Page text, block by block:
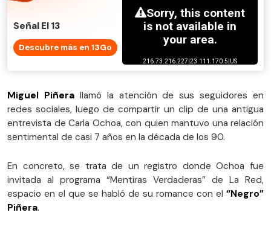
Señal El 13
Descubre más en 13Go
Miguel Piñerallamó la atención de sus seguidores en
redes sociales, luego de compartir un clip de una antigua
entrevista de Carla Ochoa, con quien mantuvo una relación
sentimental de casi 7 años en la década de los 90.
En concreto, se trata de un registro donde Ochoa fue
invitada al programa “Mentiras Verdaderas” de La Red,
espacio en el que se habló de su romance con el “Negro”
Piñera.